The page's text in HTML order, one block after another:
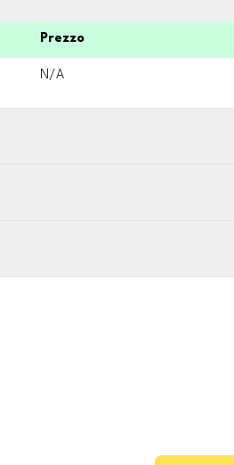
Prezzo
N/A